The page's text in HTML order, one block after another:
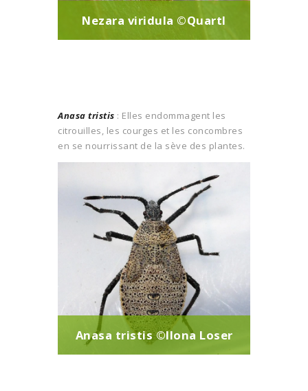
Nezara viridula ©Quartl
Anasa tristis : Elles endommagent les
citrouilles, les courges et les concombres
en se nourrissant de la sève des plantes.
Anasa tristis ©Ilona Loser